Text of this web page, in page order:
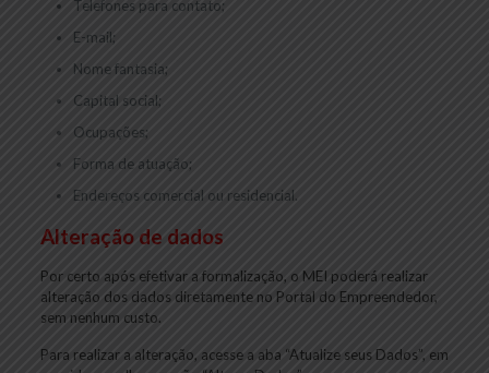
Telefones para contato;
E-mail;
Nome fantasia;
Capital social;
Ocupações;
Forma de atuação;
Endereços comercial ou residencial.
Alteração de dados
Por certo após efetivar a formalização, o MEI poderá realizar
alteração dos dados diretamente no Portal do Empreendedor,
sem nenhum custo.
Para realizar a alteração, acesse a aba “Atualize seus Dados”, em